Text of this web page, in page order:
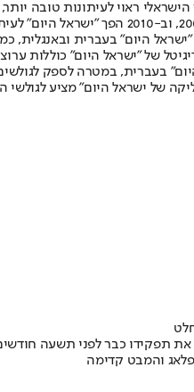
ראוי לעיתונות טובה
תשלום. המהדורה המודפסת
של "ישראל היום" כוללות
היום" בעברית, במטרה לספק
של ישראל היום" מציע
תפקידו כבר לפני תשעה
והמבט קדימה